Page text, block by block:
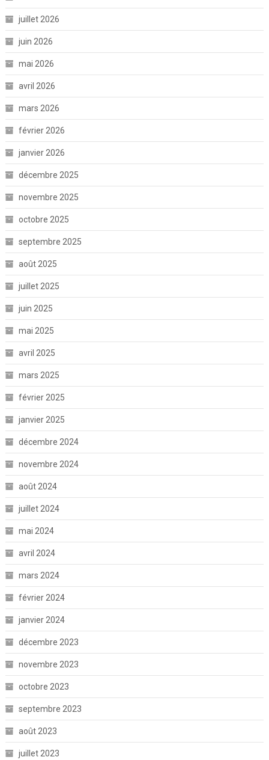
juillet 2026
juin 2026
mai 2026
avril 2026
mars 2026
février 2026
janvier 2026
décembre 2025
novembre 2025
octobre 2025
septembre 2025
août 2025
juillet 2025
juin 2025
mai 2025
avril 2025
mars 2025
février 2025
janvier 2025
décembre 2024
novembre 2024
août 2024
juillet 2024
mai 2024
avril 2024
mars 2024
février 2024
janvier 2024
décembre 2023
novembre 2023
octobre 2023
septembre 2023
août 2023
juillet 2023